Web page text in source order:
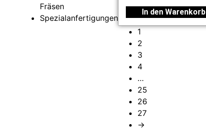
Fräsen
Spezialanfertigungen
In den Warenkorb
1
2
3
4
…
25
26
27
→